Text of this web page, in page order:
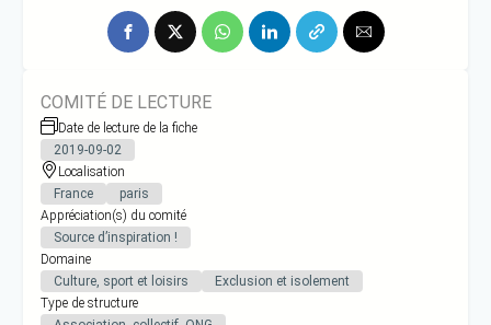
COMITÉ DE LECTURE
Date de lecture de la fiche
2019-09-02
Localisation
France
paris
Appréciation(s) du comité
Source d’inspiration !
Domaine
Culture, sport et loisirs
Exclusion et isolement
Type de structure